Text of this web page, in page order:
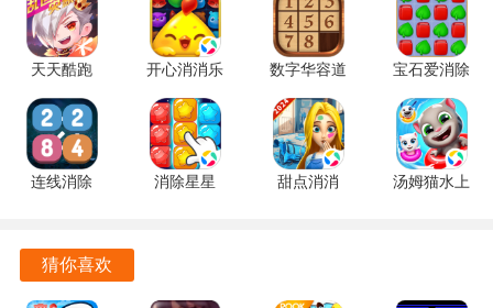
游戏中独特的四大道具系统，让玩家在捕鱼过程中能够轻松
应对各种挑战，提升捕获率，绝不让你空手而归。
天天酷跑
1.0.139.0
手机版
开心消消乐
1.159 手机
版
数字华容道
2.15 手机
版
宝石爱消除
1.0.5 手机
版
连线消除
消除星星
甜点消消
汤姆猫水上
猜你喜欢